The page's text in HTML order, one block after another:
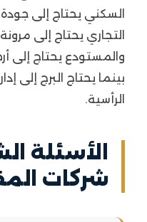
السكني يحتاج إلى
التجاري يحتاج إلى
والمستودع يحتاج إلى
بينما يحتاج البرج إلى
الرأسية.
الأسئلة
شركات